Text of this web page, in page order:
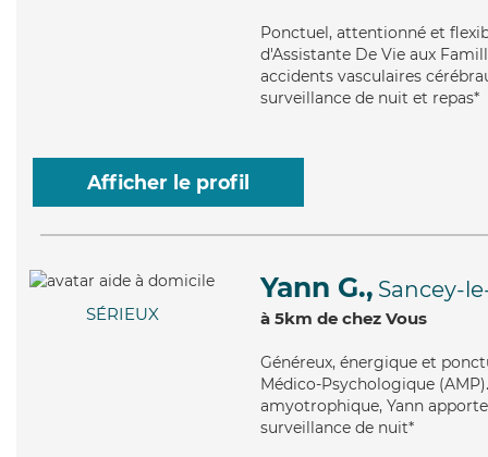
Ponctuel, attentionné et
d'Assistante De Vie aux
accidents vasculaires
surveillance de nuit et repas*
Afficher le profil
SÉRIEUX
Yann G., Sancey-
à 5km de chez Vous
Généreux, énergique et
Médico-Psychologique
amyotrophique, Yann
surveillance de nuit*